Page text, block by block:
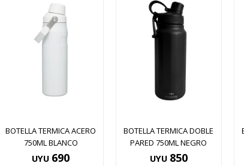
BOTELLA TERMICA ACERO
750ML BLANCO
UYU 690
BOTELLA TERMICA DOBLE
PARED 750ML NEGRO
UYU 850